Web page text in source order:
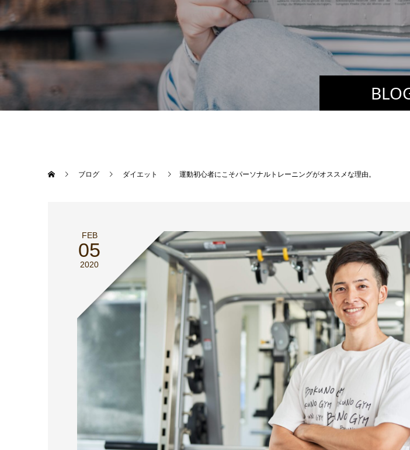
ブログ ダイエット 運動初心者にこそパーソナルトレーニングがオススメな理由。
FEB
05
2020